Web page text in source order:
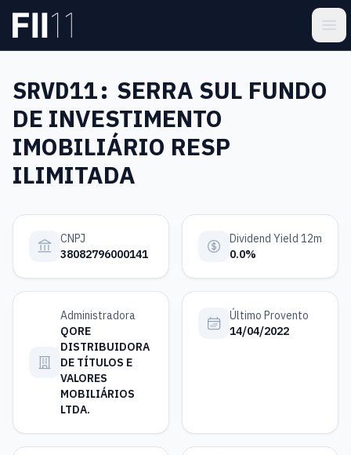
Pular para o conteúdo principal
SRVD11: SERRA SUL FUNDO
DE INVESTIMENTO
IMOBILIÁRIO RESP
ILIMITADA
CNPJ
38082796000141
Dividend Yield 12m
0.0%
Administradora
QORE
DISTRIBUIDORA
DE TÍTULOS E
VALORES
MOBILIÁRIOS
LTDA.
Último Provento
14/04/2022